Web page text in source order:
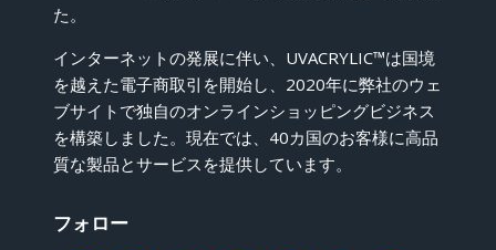
た。
インターネットの発展に伴い、UVACRYLIC™は国境
を越えた電子商取引を開始し、2020年に弊社のウェ
ブサイトで独自のオンラインショッピングビジネス
を構築しました。現在では、40カ国のお客様に高品
質な製品とサービスを提供しています。
フォロー